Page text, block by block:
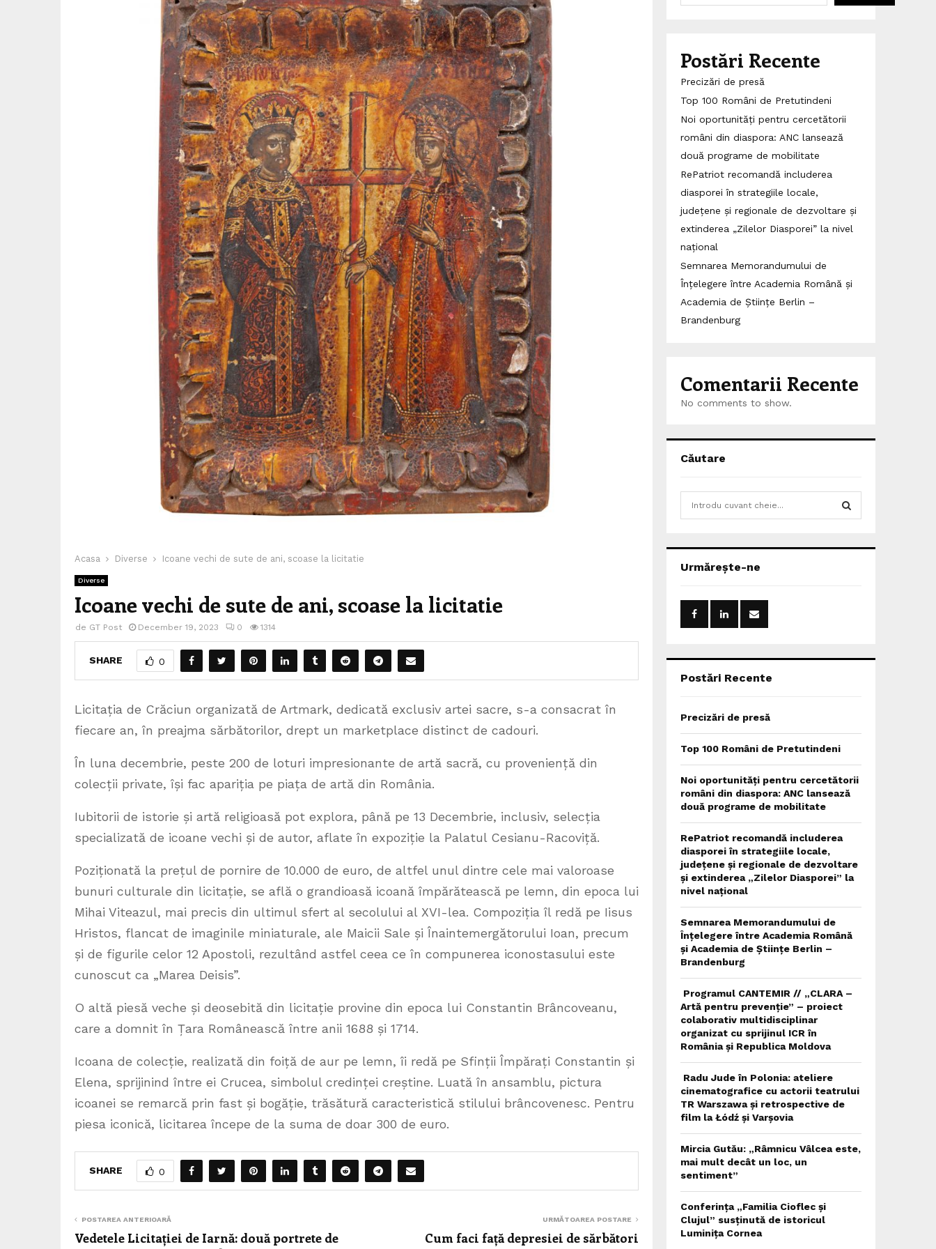
Acasa Diverse Icoane vechi de sute de ani, scoase la licitatie
Diverse
Icoane vechi de sute de ani, scoase la licitatie
de GT Post December 19, 2023 0 1314
SHARE 0
Licitația de Crăciun organizată de Artmark, dedicată exclusiv artei sacre, s-a consacrat în
fiecare an, în preajma sărbătorilor, drept un marketplace distinct de cadouri.
În luna decembrie, peste 200 de loturi impresionante de artă sacră, cu proveniență din
colecții private, își fac apariția pe piața de artă din România.
Iubitorii de istorie și artă religioasă pot explora, până pe 13 Decembrie, inclusiv, selecția
specializată de icoane vechi și de autor, aflate în expoziție la Palatul Cesianu-Racoviță.
Poziționată la prețul de pornire de 10.000 de euro, de altfel unul dintre cele mai valoroase
bunuri culturale din licitație, se află o grandioasă icoană împărătească pe lemn, din epoca lui
Mihai Viteazul, mai precis din ultimul sfert al secolului al XVI-lea. Compoziția îl redă pe Iisus
Hristos, flancat de imaginile miniaturale, ale Maicii Sale și Înaintemergătorului Ioan, precum
și de figurile celor 12 Apostoli, rezultând astfel ceea ce în compunerea iconostasului este
cunoscut ca „Marea Deisis”.
O altă piesă veche și deosebită din licitație provine din epoca lui Constantin Brâncoveanu,
care a domnit în Țara Românească între anii 1688 și 1714.
Icoana de colecție, realizată din foiță de aur pe lemn, îi redă pe Sfinții Împărați Constantin și
Elena, sprijinind între ei Crucea, simbolul credinței creștine. Luată în ansamblu, pictura
icoanei se remarcă prin fast și bogăție, trăsătură caracteristică stilului brâncovenesc. Pentru
piesa iconică, licitarea începe de la suma de doar 300 de euro.
SHARE 0
POSTAREA ANTERIOARĂ
Vedetele Licitației de Iarnă: două portrete de
URMĂTOAREA POSTARE
Cum faci față depresiei de sărbători
Postări Recente
Precizări de presă
Top 100 Români de Pretutindeni
Noi oportunități pentru cercetătorii
români din diaspora: ANC lansează
două programe de mobilitate
RePatriot recomandă includerea
diasporei în strategiile locale,
județene și regionale de dezvoltare și
extinderea „Zilelor Diasporei” la nivel
național
Semnarea Memorandumului de
Înțelegere între Academia Română și
Academia de Științe Berlin –
Brandenburg
Comentarii Recente
No comments to show.
Căutare
h
o
:
Urmărește-ne
Postări Recente
Precizări de presă
Top 100 Români de Pretutindeni
Noi oportunități pentru cercetătorii
români din diaspora: ANC lansează
două programe de mobilitate
RePatriot recomandă includerea
diasporei în strategiile locale,
județene și regionale de dezvoltare
și extinderea „Zilelor Diasporei” la
nivel național
Semnarea Memorandumului de
Înțelegere între Academia Română
și Academia de Științe Berlin –
Brandenburg
Programul CANTEMIR // „CLARA –
Artă pentru prevenție” – proiect
colaborativ multidisciplinar
organizat cu sprijinul ICR în
România și Republica Moldova
Radu Jude în Polonia: ateliere
cinematografice cu actorii teatrului
TR Warszawa și retrospective de
film la Łódź și Varșovia
Mircia Gutău: „Râmnicu Vâlcea este,
mai mult decât un loc, un
sentiment”
Conferința „Familia Cioflec și
Clujul” susținută de istoricul
Luminița Cornea